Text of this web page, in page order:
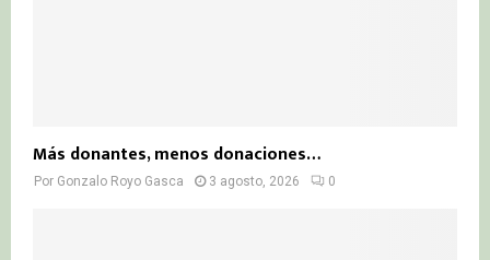
Más donantes, menos donaciones…
Por Gonzalo Royo Gasca 3 agosto, 2026 0